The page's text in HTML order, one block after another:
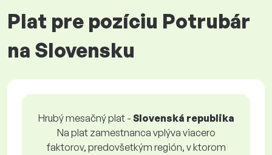
Plat pre pozíciu Potrubár
na Slovensku
Hrubý mesačný plat - Slovenská republika
Na plat zamestnanca vplýva viacero
faktorov, predovšetkým región, v ktorom